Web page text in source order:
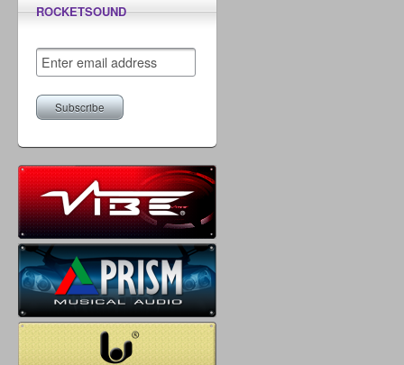
ROCKETSOUND